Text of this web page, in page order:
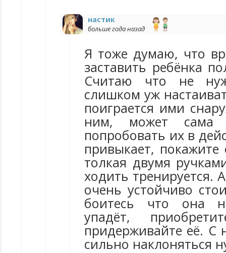
настик
больше года назад
Я тоже думаю, что
заставить ребёнка
Считаю что не
слишком уж
поиграется ими
ним, может сама
попробовать их в
привыкает, покажите
толкая двумя
ходить тренируется.
очень устойчиво
боитесь что она
упадёт,
придерживайте её. С
сильно наклоняться